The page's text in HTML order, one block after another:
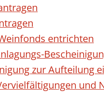
entrichten
zur Aufteilung
und